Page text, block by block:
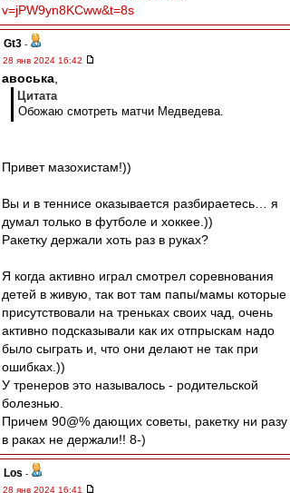
v=jPW9yn8KCww&t=8s
Gt3 -
28 янв 2024 16:42
авоська
Цитата
Обожаю смотреть матчи Медведева.
Привет мазохистам!))
Вы и в теннисе оказывается разбираетесь… я
думал только в футболе и хоккее.))
Ракетку держали хоть раз в руках?
Я когда активно играл смотрел соревнования
детей в живую, так вот там папы/мамы которые
присутствовали на треньках своих чад, очень
активно подсказывали как их отпрыскам надо
было сыграть и, что они делают не так при
ошибках.))
У тренеров это называлось - родительской
болезнью.
Причем 90@% дающих советы, ракетку ни разу
в раках не держали!! 8-)
Los -
28 янв 2024 16:41